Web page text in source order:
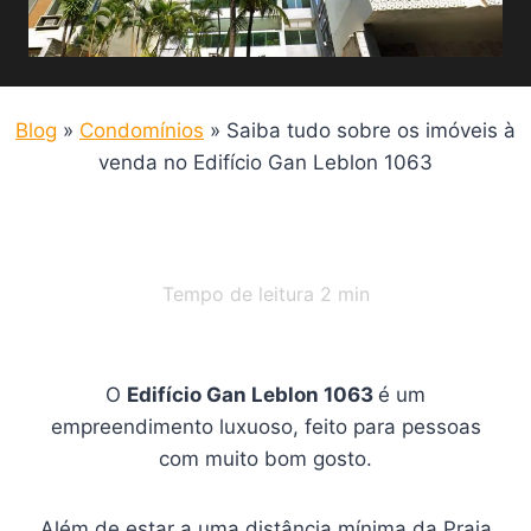
Blog » Condomínios » Saiba tudo sobre os imóveis à
venda no Edifício Gan Leblon 1063
Tempo de leitura 2 min
O Edifício Gan Leblon 1063 é um
empreendimento luxuoso, feito para pessoas
com muito bom gosto.